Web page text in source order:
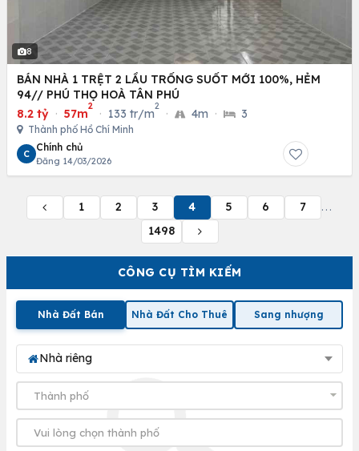
CÔNG CỤ TÌM KIẾM
Nhà Đất Bán Nhà Đất Cho Thuê Sang nhượng
Nhà riêng
8
BÁN NHÀ 1 TRỆT 2 LẦU TRỐNG SUỐT MỚI 100%, HẺM
94// PHÚ THỌ HOÀ TÂN PHÚ
8.2 tỷ · 57m
2
· 133 tr/m
2
· 4m · 3
Thành phố Hồ Chí Minh
C
Chính chủ
Đăng 14/03/2026
1 2 3 4 5 6 7 ...
1498